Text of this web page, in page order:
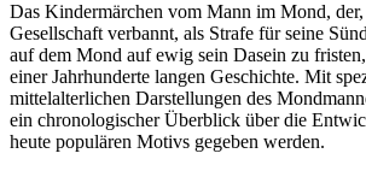
Das Kindermärchen vom Mann im Mond, der,
Gesellschaft verbannt, als Strafe für seine
auf dem Mond auf ewig sein Dasein zu
einer Jahrhunderte langen Geschichte. Mit
mittelalterlichen Darstellungen des
ein chronologischer Überblick über die
heute populären Motivs gegeben werden.